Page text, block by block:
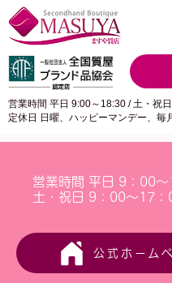
営業時間 平日 9:00～18:30 / 土・祝
定休日 日曜、ハッピーマンデー、毎
営業時間 平日 9：00
土・祝日 9：00～17：
公式ホーム